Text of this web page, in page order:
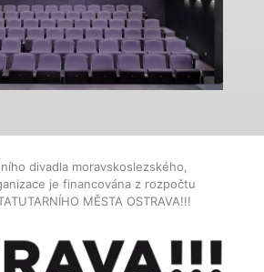
divadla moravskoslezského,
je financována z rozpočtu
MĚSTA OSTRAVA!!!